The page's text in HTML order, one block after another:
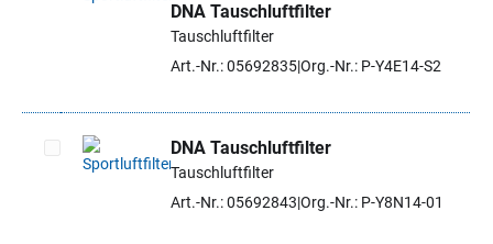
Artikel auswählen
DNA Tauschluftfilter
Tauschluftfilter
Art.-Nr.: 05692835Org.-Nr.: P-Y4E14-S2
Artikel auswählen
DNA Tauschluftfilter
Tauschluftfilter
Art.-Nr.: 05692843 Org.-Nr.: P-Y8N14-01